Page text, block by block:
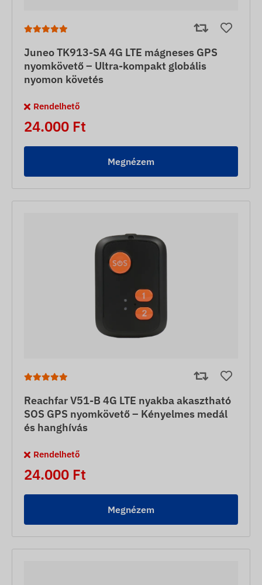
Juneo TK913-SA 4G LTE mágneses GPS
nyomkövető – Ultra-kompakt globális
nyomon követés
Rendelhető
24.000 Ft
Megnézem
Reachfar V51-B 4G LTE nyakba akasztható
SOS GPS nyomkövető – Kényelmes medál
és hanghívás
Rendelhető
24.000 Ft
Megnézem